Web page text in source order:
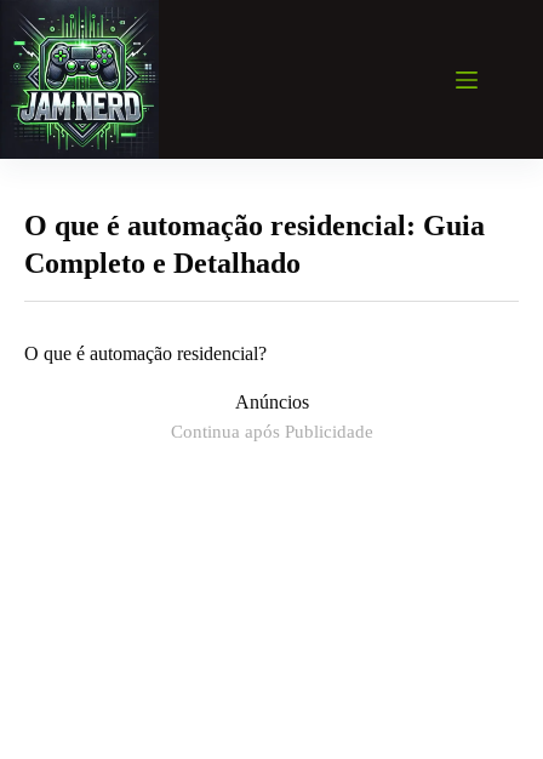
para
conteúdo
O que é automação residencial: Guia
Completo e Detalhado
O que é automação residencial?
Anúncios
Continua após Publicidade